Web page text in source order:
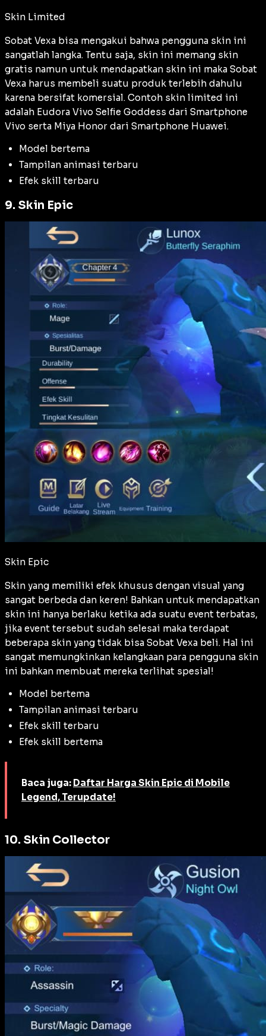
Skin Limited
Sobat Vexa bisa mengakui bahwa pengguna skin ini
sangatlah langka. Tentu saja, skin ini memang skin
gratis namun untuk mendapatkan skin ini maka Sobat
Vexa harus membeli suatu produk terlebih dahulu
karena bersifat komersial. Contoh skin limited ini
adalah Eudora Vivo Selfie Goddess dari Smartphone
Vivo serta Miya Honor dari Smartphone Huawei.
Model bertema
Tampilan animasi terbaru
Efek skill terbaru
9. Skin Epic
Skin Epic
Skin yang memiliki efek khusus dengan visual yang
sangat berbeda dan keren! Bahkan untuk mendapatkan
skin ini hanya berlaku ketika ada suatu event terbatas,
jika event tersebut sudah selesai maka terdapat
beberapa skin yang tidak bisa Sobat Vexa beli. Hal ini
sangat memungkinkan kelangkaan para pengguna skin
ini bahkan membuat mereka terlihat spesial!
Model bertema
Tampilan animasi terbaru
Efek skill terbaru
Efek skill bertema
Baca juga: Daftar Harga Skin Epic di Mobile
Legend, Terupdate!
10. Skin Collector